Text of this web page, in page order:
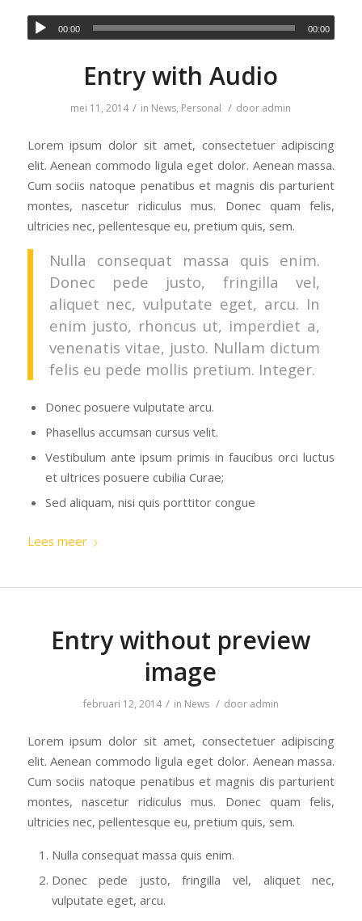
00:00 00:00
Entry with Audio
mei 11, 2014 / in News, Personal / door admin
Lorem ipsum dolor sit amet, consectetuer adipiscing
elit. Aenean commodo ligula eget dolor. Aenean massa.
Cum sociis natoque penatibus et magnis dis parturient
montes, nascetur ridiculus mus. Donec quam felis,
ultricies nec, pellentesque eu, pretium quis, sem.
Nulla consequat massa quis enim.
Donec pede justo, fringilla vel,
aliquet nec, vulputate eget, arcu. In
enim justo, rhoncus ut, imperdiet a,
venenatis vitae, justo. Nullam dictum
felis eu pede mollis pretium. Integer.
Donec posuere vulputate arcu.
Phasellus accumsan cursus velit.
Vestibulum ante ipsum primis in faucibus orci luctus
et ultrices posuere cubilia Curae;
Sed aliquam, nisi quis porttitor congue
Lees meer
Entry without preview
image
februari 12, 2014 / in News / door admin
Lorem ipsum dolor sit amet, consectetuer adipiscing
elit. Aenean commodo ligula eget dolor. Aenean massa.
Cum sociis natoque penatibus et magnis dis parturient
montes, nascetur ridiculus mus. Donec quam felis,
ultricies nec, pellentesque eu, pretium quis, sem.
Nulla consequat massa quis enim.
Donec pede justo, fringilla vel, aliquet nec,
vulputate eget, arcu.